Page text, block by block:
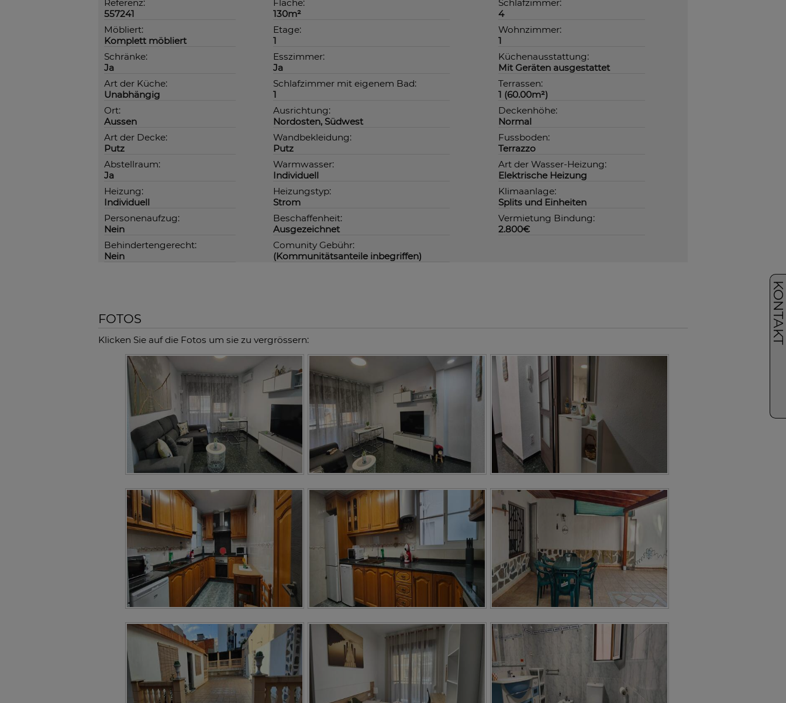
Referenz:
557241
Fläche:
130m²
Schlafzimmer:
4
Möbliert:
Komplett möbliert
Etage:
1
Wohnzimmer:
1
Schränke:
Ja
Esszimmer:
Ja
Küchenausstattung:
Mit Geräten ausgestattet
Art der Küche:
Unabhängig
Schlafzimmer mit eigenem Bad:
1
Terrassen:
1 (60.00m²)
Ort:
Aussen
Ausrichtung:
Nordosten, Südwest
Deckenhöhe:
Normal
Art der Decke:
Putz
Wandbekleidung:
Putz
Fussboden:
Terrazzo
Abstellraum:
Ja
Warmwasser:
Individuell
Art der Wasser-Heizung:
Elektrische Heizung
Heizung:
Individuell
Heizungstyp:
Strom
Klimaanlage:
Splits und Einheiten
Personenaufzug:
Nein
Beschaffenheit:
Ausgezeichnet
Vermietung Bindung:
2.800€
Behindertengerecht:
Nein
Comunity Gebühr:
(Kommunitätsanteile inbegriffen)
FOTOS
Klicken Sie auf die Fotos um sie zu vergrössern: